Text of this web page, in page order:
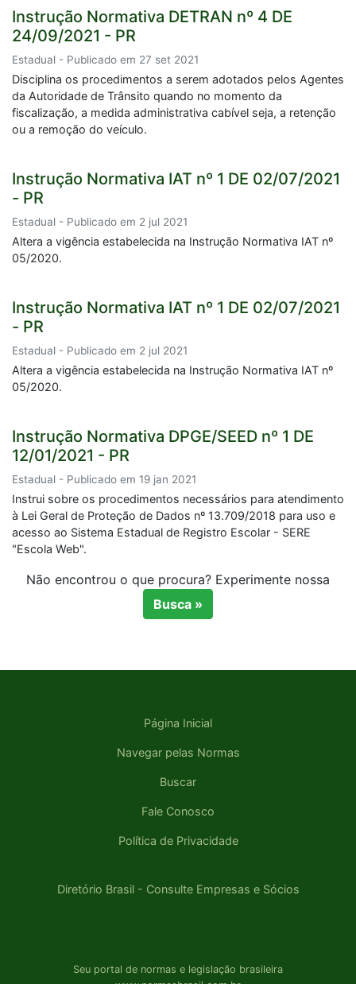
Instrução Normativa DETRAN nº 4 DE
24/09/2021 - PR
Estadual - Publicado em 27 set 2021
Disciplina os procedimentos a serem adotados pelos Agentes
da Autoridade de Trânsito quando no momento da
fiscalização, a medida administrativa cabível seja, a retenção
ou a remoção do veículo.
Instrução Normativa IAT nº 1 DE 02/07/2021
- PR
Estadual - Publicado em 2 jul 2021
Altera a vigência estabelecida na Instrução Normativa IAT nº
05/2020.
Instrução Normativa IAT nº 1 DE 02/07/2021
- PR
Estadual - Publicado em 2 jul 2021
Altera a vigência estabelecida na Instrução Normativa IAT nº
05/2020.
Instrução Normativa DPGE/SEED nº 1 DE
12/01/2021 - PR
Estadual - Publicado em 19 jan 2021
Instrui sobre os procedimentos necessários para atendimento
à Lei Geral de Proteção de Dados nº 13.709/2018 para uso e
acesso ao Sistema Estadual de Registro Escolar - SERE
"Escola Web".
Não encontrou o que procura? Experimente nossa
Busca »
Página Inicial
Navegar pelas Normas
Buscar
Fale Conosco
Política de Privacidade
Diretório Brasil - Consulte Empresas e Sócios
Seu portal de normas e legislação brasileira